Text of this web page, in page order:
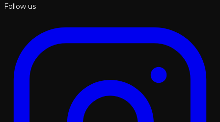
Follow us